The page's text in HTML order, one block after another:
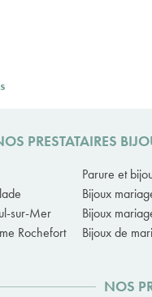
PRESTATAIRES
Parure et
Bijoux
sur-Mer
Bijoux
Rochefort
Bijoux de
NOS